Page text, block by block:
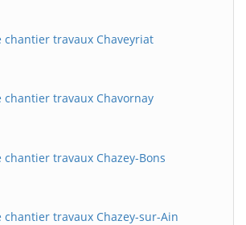
chantier travaux Chaveyriat
chantier travaux Chavornay
chantier travaux Chazey-Bons
chantier travaux Chazey-sur-Ain